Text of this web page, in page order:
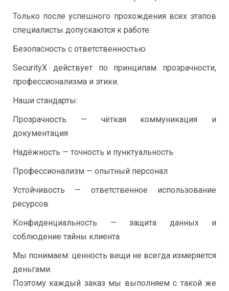
Только после успешного прохождения всех этапов
специалисты допускаются к работе.
Безопасность с ответственностью
SecurityX действует по принципам прозрачности,
профессионализма и этики.
Наши стандарты:
Прозрачность — чёткая коммуникация и
документация
Надёжность — точность и пунктуальность
Профессионализм — опытный персонал
Устойчивость — ответственное использование
ресурсов
Конфиденциальность — защита данных и
соблюдение тайны клиента
Мы понимаем: ценность вещи не всегда измеряется
деньгами.
Поэтому каждый заказ мы выполняем с такой же